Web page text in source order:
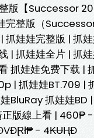
版【Successor
完整版（
抓娃娃完整版 | 抓
| 抓娃娃全片 | 抓
抓娃娃免费下载 |
| 抓娃娃BT.709 |
BluRay 抓娃娃BD
正版線上看 | 460₱
- 4₭ɄⱧĐ